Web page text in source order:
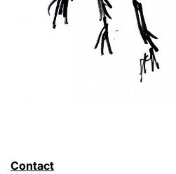
Contact